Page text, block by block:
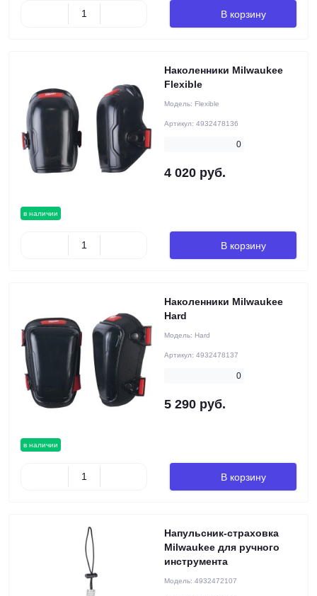
В корзину
в наличии
Наколенники Milwaukee
Flexible
Модель: Flexible
Артикул: 4932478136
0
4 020 руб.
В корзину
в наличии
Наколенники Milwaukee
Hard
Модель: Hard
Артикул: 4932478137
0
5 290 руб.
В корзину
Напульсник-страховка
Milwaukee для ручного
инструмента
Модель: 4932472107